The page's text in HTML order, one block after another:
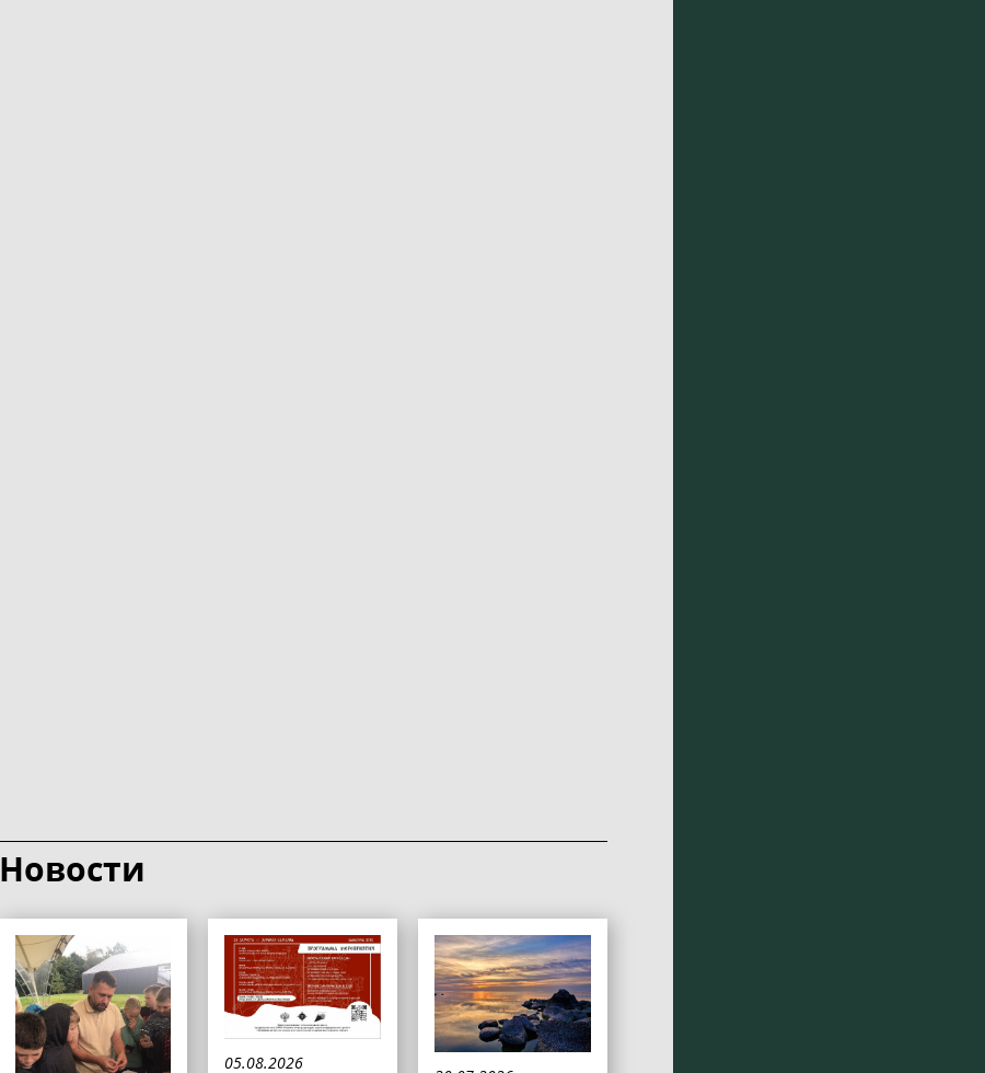
Новости
05.08.2026